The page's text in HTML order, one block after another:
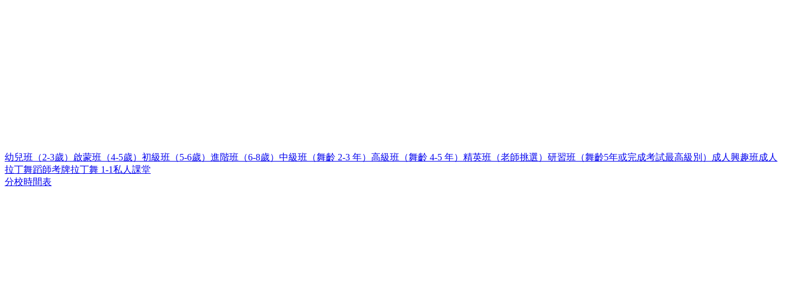
幼兒班（2-3歲） 啟蒙班（4-5歲） 初級班（5-6歲） 進階班（6-8歲） 中級班（舞齡 2-3 年） 高級班（舞齡 4-5 年） 精英班（老師挑選） 研習班（舞齡5年或完成考試最高級別） 成人興趣班成人
拉丁舞蹈師考牌拉丁舞 1-1私人課堂
分校時間表